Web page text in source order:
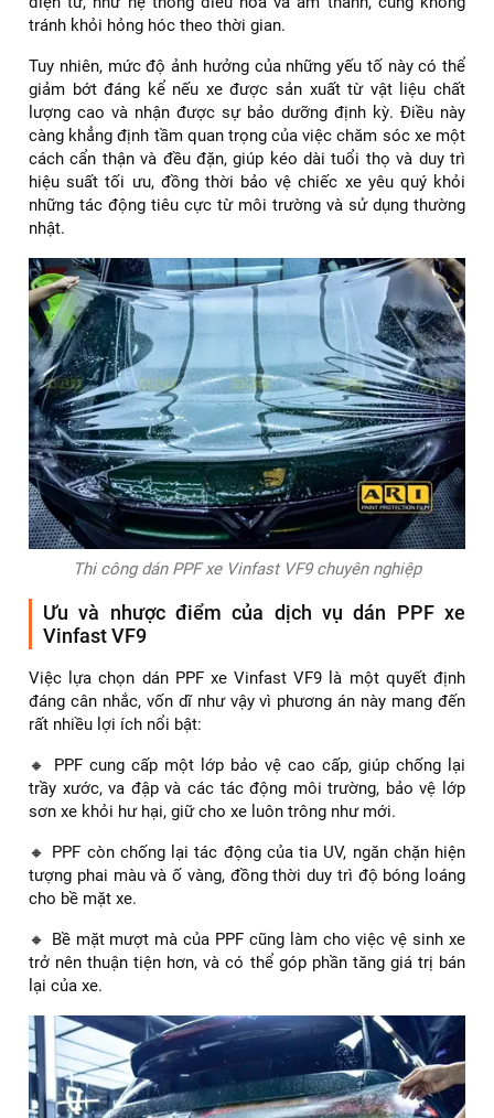
tránh khỏi hỏng hóc theo thời gian.
Tuy nhiên, mức độ ảnh hưởng của những yếu tố này có thể
giảm bớt đáng kể nếu xe được sản xuất từ vật liệu chất
lượng cao và nhận được sự bảo dưỡng định kỳ. Điều này
càng khẳng định tầm quan trọng của việc chăm sóc xe một
cách cẩn thận và đều đặn, giúp kéo dài tuổi thọ và duy trì
hiệu suất tối ưu, đồng thời bảo vệ chiếc xe yêu quý khỏi
những tác động tiêu cực từ môi trường và sử dụng thường
nhật.
Thi công dán PPF xe Vinfast VF9 chuyên nghiệp
Ưu và nhược điểm của dịch vụ dán PPF xe
Vinfast VF9
Việc lựa chọn dán PPF xe Vinfast VF9 là một quyết định
đáng cân nhắc, vốn dĩ như vậy vì phương án này mang đến
rất nhiều lợi ích nổi bật:
🔸 PPF cung cấp một lớp bảo vệ cao cấp, giúp chống lại
trầy xước, va đập và các tác động môi trường, bảo vệ lớp
sơn xe khỏi hư hại, giữ cho xe luôn trông như mới.
🔸 PPF còn chống lại tác động của tia UV, ngăn chặn hiện
tượng phai màu và ố vàng, đồng thời duy trì độ bóng loáng
cho bề mặt xe.
🔸 Bề mặt mượt mà của PPF cũng làm cho việc vệ sinh xe
trở nên thuận tiện hơn, và có thể góp phần tăng giá trị bán
lại của xe.